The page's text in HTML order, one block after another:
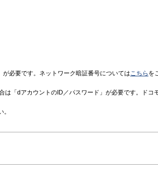
必要です。ネットワーク暗証番号についてはこちら を
は「dアカウントのID／パスワード」が必要です。ドコ
。